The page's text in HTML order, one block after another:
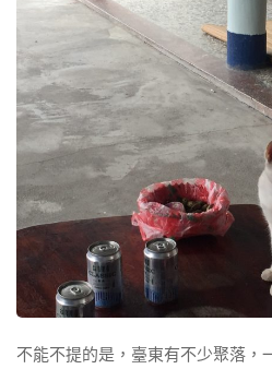
不能不提的是，臺東有不少聚落，